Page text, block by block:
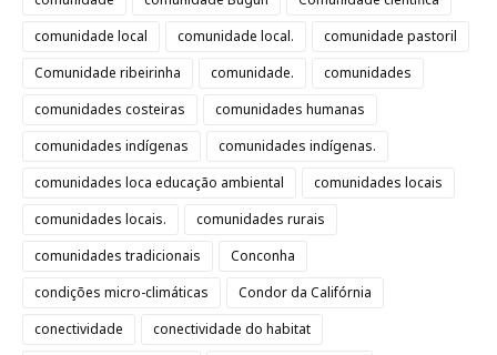
comunidade local
comunidade local.
comunidade pastoril
Comunidade ribeirinha
comunidade.
comunidades
comunidades costeiras
comunidades humanas
comunidades indígenas
comunidades indígenas.
comunidades loca educação ambiental
comunidades locais
comunidades locais.
comunidades rurais
comunidades tradicionais
Conconha
condições micro-climáticas
Condor da Califórnia
conectividade
conectividade do habitat